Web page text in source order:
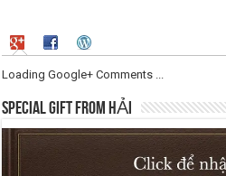
Loading Google+ Comments ...
SPECIAL GIFT FROM HẢI